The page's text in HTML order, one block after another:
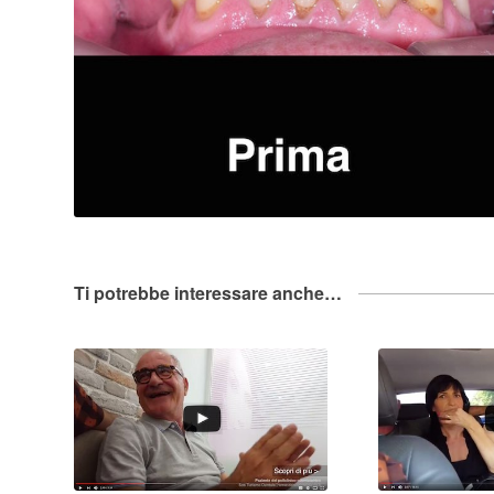
Ti potrebbe interessare anche…